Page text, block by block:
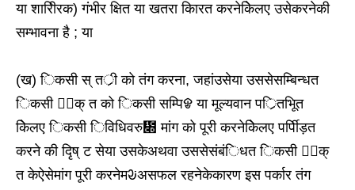
या शारीिरक) गंभीर क्षित या खतरा कािरत करनेकेिलए उसेकरनेकी
सम्भावना है ; या
(ख) िकसी स् तर्ी को तंग करना, जहांउसेया उससेसम्बिन्धत
िकसी ᳞िक् त को िकसी सम्पिᱫ या मूल्यवान पर्ितभूित
केिलए िकसी िविधिवरु᳍ मांग को पूरी करनेकेिलए पर्पीिड़त
करने की दृिष् ट सेया उसकेअथवा उससेसंबंिधत िकसी ᳞िक्
त केऐसेमांग पूरी करनेमᱶअसफल रहनेकेकारण इस पर्कार तंग